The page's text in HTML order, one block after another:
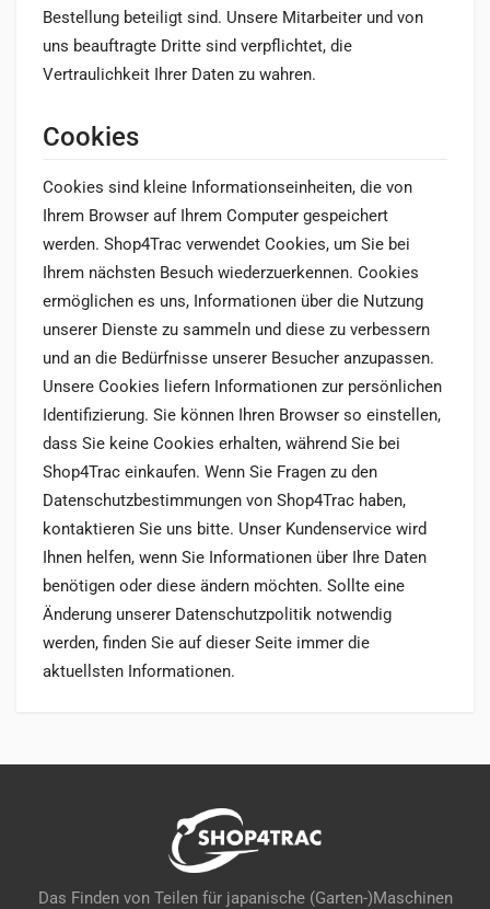
Bestellung beteiligt sind. Unsere Mitarbeiter und von
uns beauftragte Dritte sind verpflichtet, die
Vertraulichkeit Ihrer Daten zu wahren.
Cookies
Cookies sind kleine Informationseinheiten, die von
Ihrem Browser auf Ihrem Computer gespeichert
werden. Shop4Trac verwendet Cookies, um Sie bei
Ihrem nächsten Besuch wiederzuerkennen. Cookies
ermöglichen es uns, Informationen über die Nutzung
unserer Dienste zu sammeln und diese zu verbessern
und an die Bedürfnisse unserer Besucher anzupassen.
Unsere Cookies liefern Informationen zur persönlichen
Identifizierung. Sie können Ihren Browser so einstellen,
dass Sie keine Cookies erhalten, während Sie bei
Shop4Trac einkaufen. Wenn Sie Fragen zu den
Datenschutzbestimmungen von Shop4Trac haben,
kontaktieren Sie uns bitte. Unser Kundenservice wird
Ihnen helfen, wenn Sie Informationen über Ihre Daten
benötigen oder diese ändern möchten. Sollte eine
Änderung unserer Datenschutzpolitik notwendig
werden, finden Sie auf dieser Seite immer die
aktuellsten Informationen.
Das Finden von Teilen für japanische (Garten-)Maschinen